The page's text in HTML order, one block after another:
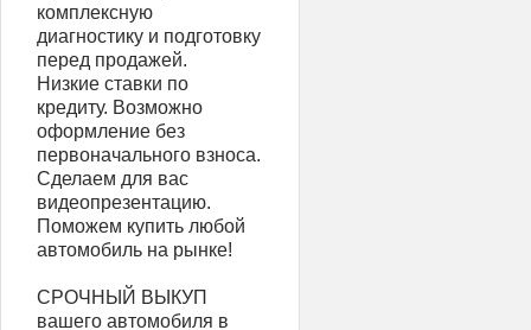
комплексную
диагностику и подготовку
перед продажей.
Низкие ставки по
кредиту. Возможно
оформление без
первоначального взноса.
Сделаем для вас
видеопрезентацию.
Поможем купить любой
автомобиль на рынке!
СРОЧНЫЙ ВЫКУП
вашего автомобиля в